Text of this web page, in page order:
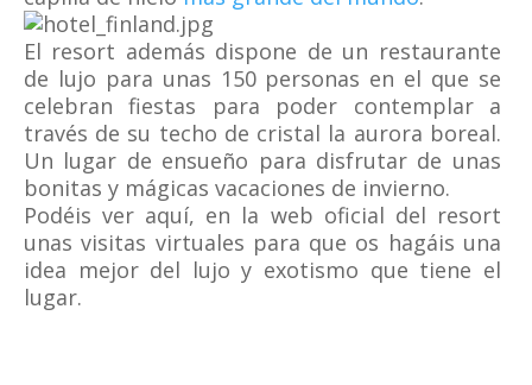
El resort además dispone de un restaurante
de lujo para unas 150 personas en el que se
celebran fiestas para poder contemplar a
través de su techo de cristal la aurora boreal.
Un lugar de ensueño para disfrutar de unas
bonitas y mágicas vacaciones de invierno.
Podéis ver aquí, en la web oficial del resort
unas visitas virtuales para que os hagáis una
idea mejor del lujo y exotismo que tiene el
lugar.